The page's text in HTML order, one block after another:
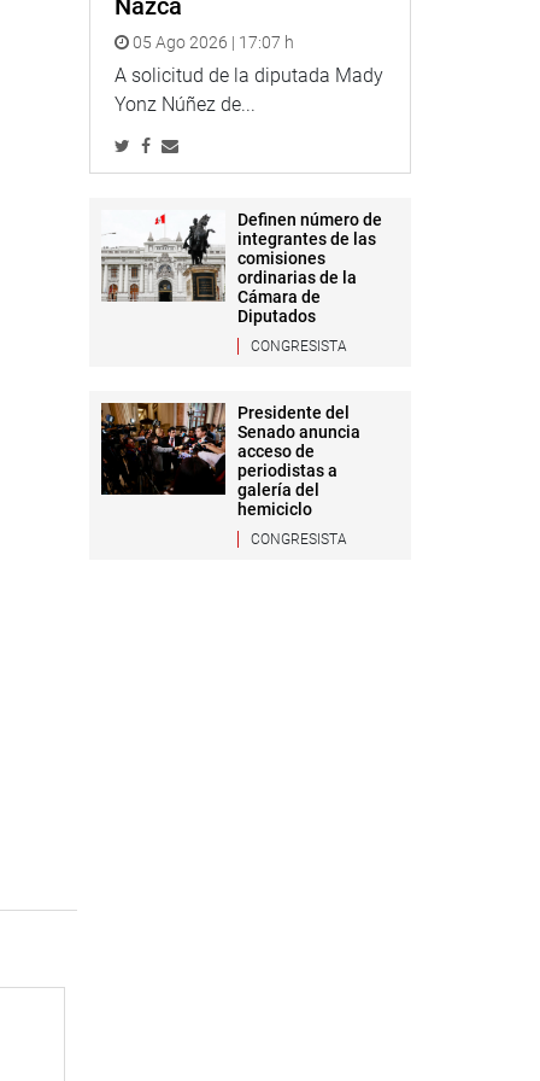
Nazca
05 Ago 2026 | 17:07 h
A solicitud de la diputada Mady
Yonz Núñez de...
Definen número de
integrantes de las
comisiones
ordinarias de la
Cámara de
Diputados
CONGRESISTA
Presidente del
Senado anuncia
acceso de
periodistas a
galería del
hemiciclo
CONGRESISTA